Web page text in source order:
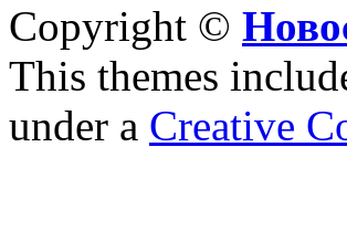
Copyright ©
This themes
under a Creative